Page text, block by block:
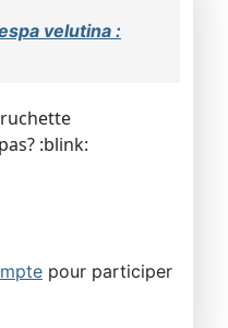
velutina :
:blink:
pour participer